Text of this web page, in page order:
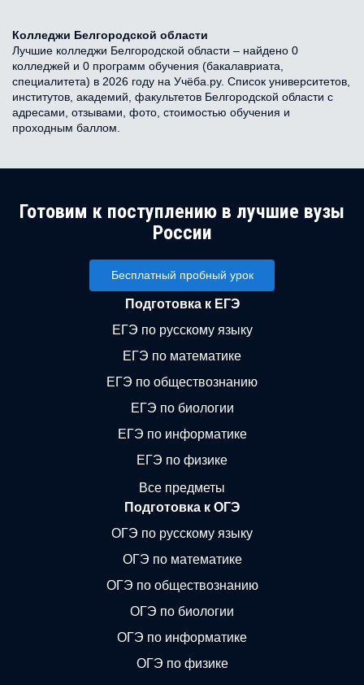
Колледжи Белгородской области
Лучшие колледжи Белгородской области – найдено 0
колледжей и 0 программ обучения (бакалавриата,
специалитета) в 2026 году на Учёба.ру. Список университетов,
институтов, академий, факультетов Белгородской области с
адресами, отзывами, фото, стоимостью обучения и
проходным баллом.
Готовим к поступлению в лучшие вузы
России
Бесплатный пробный урок
Подготовка к ЕГЭ
ЕГЭ по русскому языку
ЕГЭ по математике
ЕГЭ по обществознанию
ЕГЭ по биологии
ЕГЭ по информатике
ЕГЭ по физике
Все предметы
Подготовка к ОГЭ
ОГЭ по русскому языку
ОГЭ по математике
ОГЭ по обществознанию
ОГЭ по биологии
ОГЭ по информатике
ОГЭ по физике